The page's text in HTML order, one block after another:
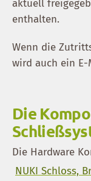
aktuell
enthalten.
Wenn die
wird auch ein E-
Die
Die Hardware
NUKI Schloss,